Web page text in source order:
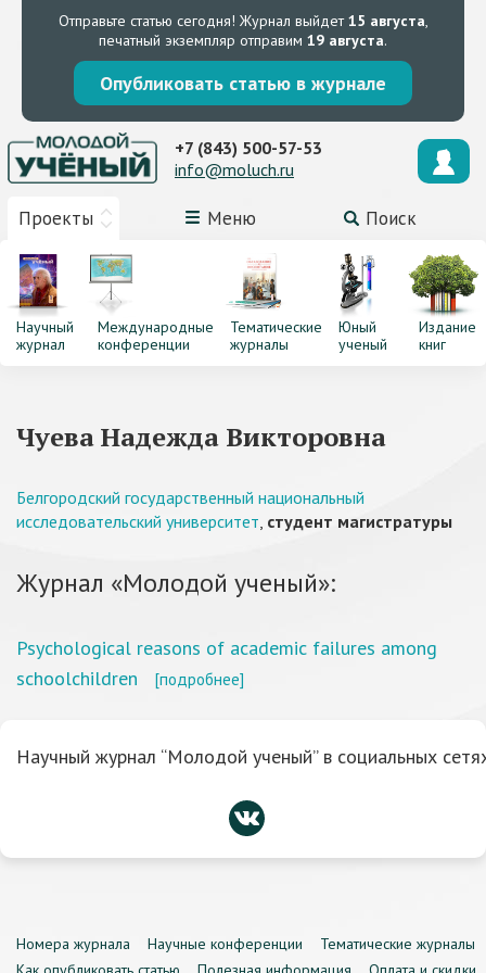
Отправьте статью сегодня! Журнал выйдет15 августа,
печатный экземпляр отправим 19 августа.
Опубликовать статью в журнале
Проекты Меню Поиск
+7 (843) 500-57-53
info@moluch.ru
Научный
журнал
Международные
конференции
Тематические
журналы
Юный
ученый
Издание
книг
Чуева Надежда Викторовна
Белгородский государственный национальный
исследовательский университет, студент магистратуры
Журнал «Молодой ученый»:
Psychological reasons of academic failures among
schoolchildren
[подробнее]
Научный журнал “Молодой ученый” в социальных
Номера журнала Научные конференции
Тематические журналы